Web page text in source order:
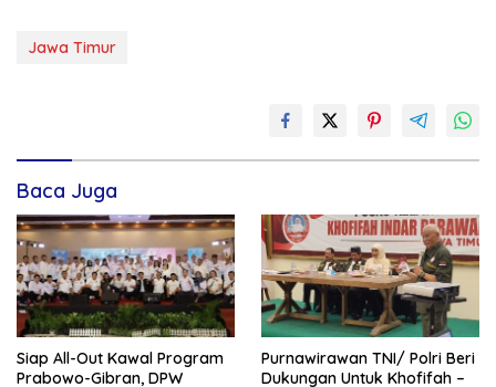
Jawa Timur
Baca Juga
Siap All-Out Kawal Program
Prabowo-Gibran, DPW
Purnawirawan TNI/ Polri Beri
Dukungan Untuk Khofifah –